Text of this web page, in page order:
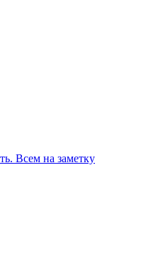
Всем на заметку